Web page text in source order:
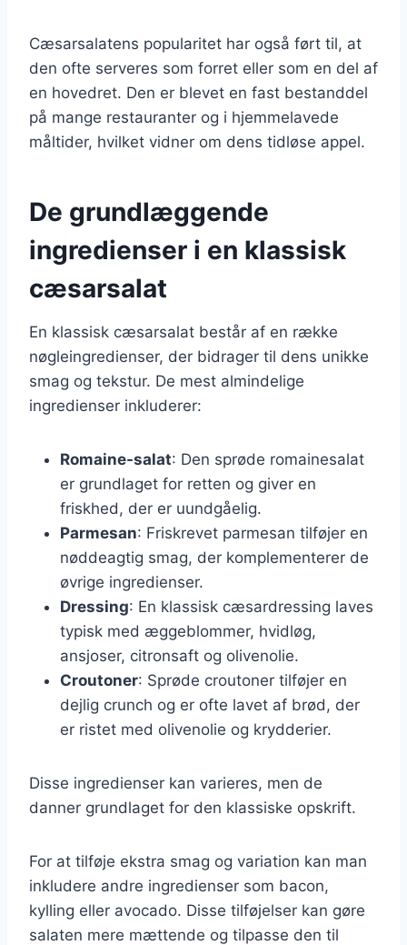
Cæsarsalatens popularitet har også ført til, at
den ofte serveres som forret eller som en del af
en hovedret. Den er blevet en fast bestanddel
på mange restauranter og i hjemmelavede
måltider, hvilket vidner om dens tidløse appel.
De grundlæggende
ingredienser i en klassisk
cæsarsalat
En klassisk cæsarsalat består af en række
nøgleingredienser, der bidrager til dens unikke
smag og tekstur. De mest almindelige
ingredienser inkluderer:
Romaine-salat: Den sprøde romainesalat
er grundlaget for retten og giver en
friskhed, der er uundgåelig.
Parmesan: Friskrevet parmesan tilføjer en
nøddeagtig smag, der komplementerer de
øvrige ingredienser.
Dressing: En klassisk cæsardressing laves
typisk med æggeblommer, hvidløg,
ansjoser, citronsaft og olivenolie.
Croutoner: Sprøde croutoner tilføjer en
dejlig crunch og er ofte lavet af brød, der
er ristet med olivenolie og krydderier.
Disse ingredienser kan varieres, men de
danner grundlaget for den klassiske opskrift.
For at tilføje ekstra smag og variation kan man
inkludere andre ingredienser som bacon,
kylling eller avocado. Disse tilføjelser kan gøre
salaten mere mættende og tilpasse den til